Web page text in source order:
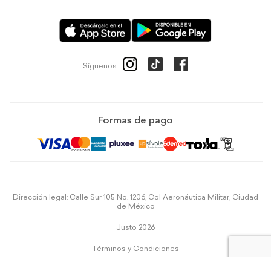
Síguenos:
Formas de pago
Dirección legal: Calle Sur 105 No. 1206, Col Aeronáutica Militar, Ciudad
de México
Justo 2026
Términos y Condiciones